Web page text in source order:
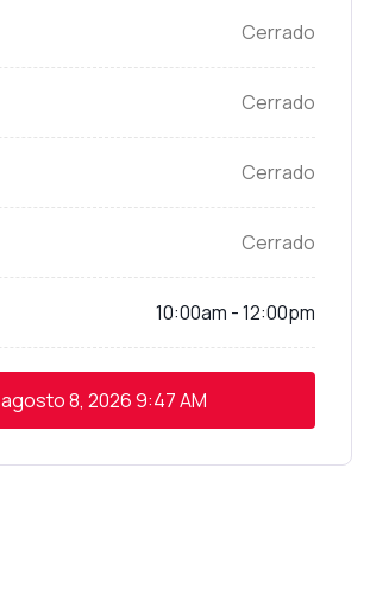
Cerrado
Cerrado
Cerrado
Cerrado
10:00am - 12:00pm
agosto 8, 20269:47 AM